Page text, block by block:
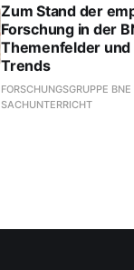
Zum Stand der
Forschung in der
Themenfelder
Trends
FORSCHUNGSGRUPPE BNE
SACHUNTERRICHT